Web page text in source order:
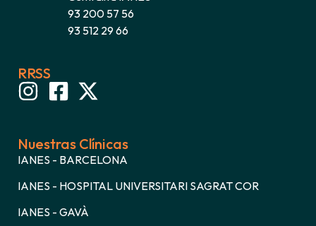
93 200 57 56
93 512 29 66
RRSS
Nuestras Clínicas
IANES - BARCELONA
IANES - HOSPITAL UNIVERSITARI SAGRAT COR
IANES - GAVÀ